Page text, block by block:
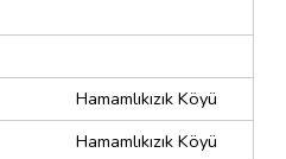
Hamamlıkızık Köyü
Hamamlıkızık Köyü